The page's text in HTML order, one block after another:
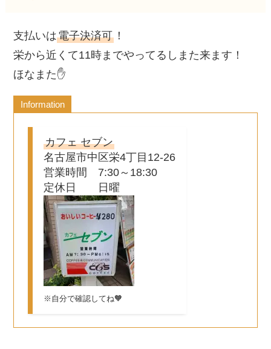
支払いは電子決済可 ！
栄から近くて11時までやってるしまた来ます！
ほなまた✋
Information
カフェ セブン
名古屋市中区栄4丁目12-26
営業時間 7:30～18:30
定休日 日曜
※自分で確認してね🧡